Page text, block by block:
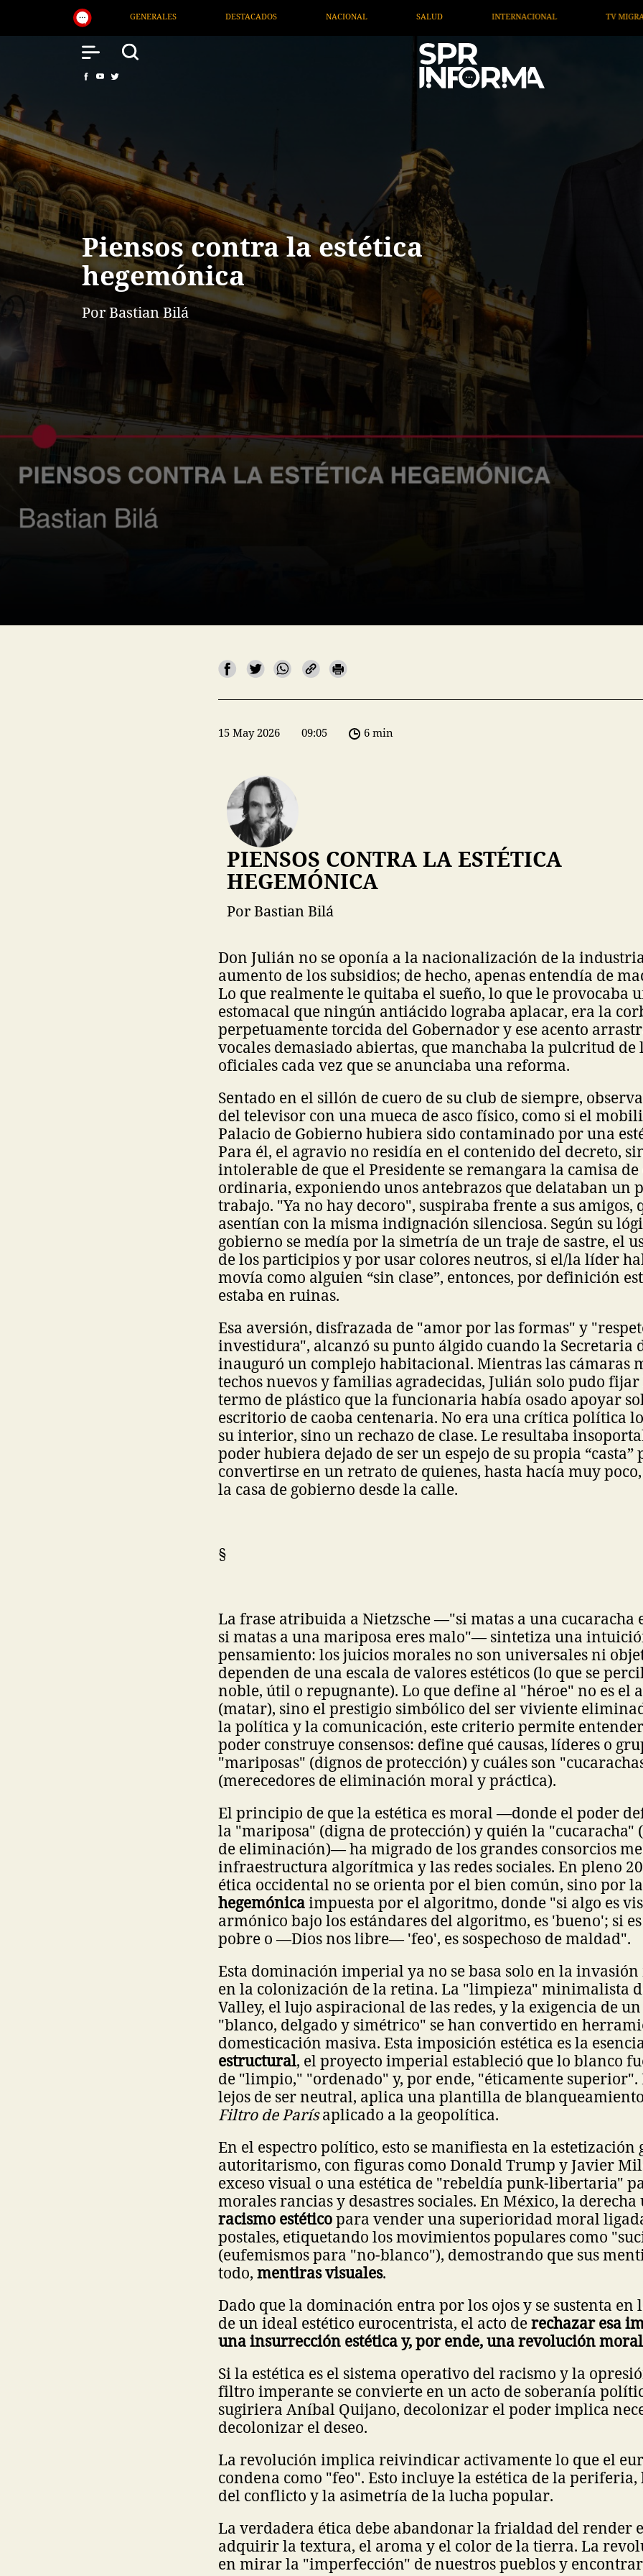
DESTACADOS NACIONAL SALUD INTERNACIONAL TV MIGRANTE INFORMA OPINIÓN
Piensos contra la estética
hegemónica
Por Bastian Bilá
15 May 2026 09:05 6 min
PIENSOS CONTRA LA ESTÉTICA
HEGEMÓNICA
Por Bastian Bilá
Don Julián no se oponía a la nacionalización de la
aumento de los subsidios; de hecho, apenas entendía de
Lo que realmente le quitaba el sueño, lo que le provocaba
estomacal que ningún antiácido lograba aplacar, era la
perpetuamente torcida del Gobernador y ese acento
vocales demasiado abiertas, que manchaba la pulcritud de
oficiales cada vez que se anunciaba una reforma.
Sentado en el sillón de cuero de su club de siempre,
del televisor con una mueca de asco físico, como si el
Palacio de Gobierno hubiera sido contaminado por una
Para él, el agravio no residía en el contenido del decreto,
intolerable de que el Presidente se remangara la camisa
ordinaria, exponiendo unos antebrazos que delataban un
trabajo. "Ya no hay decoro", suspiraba frente a sus amigos,
asentían con la misma indignación silenciosa. Según su
gobierno se medía por la simetría de un traje de sastre, el
de los participios y por usar colores neutros, si el/la líder
movía como alguien “sin clase”, entonces, por definición
estaba en ruinas.
Esa aversión, disfrazada de "amor por las formas" y
investidura", alcanzó su punto álgido cuando la Secretaria
inauguró un complejo habitacional. Mientras las cámaras
techos nuevos y familias agradecidas, Julián solo pudo
termo de plástico que la funcionaria había osado apoyar
escritorio de caoba centenaria. No era una crítica política
su interior, sino un rechazo de clase. Le resultaba
poder hubiera dejado de ser un espejo de su propia “casta”
convertirse en un retrato de quienes, hasta hacía muy
la casa de gobierno desde la calle.
§
La frase atribuida a Nietzsche —"si matas a una cucaracha
si matas a una mariposa eres malo"— sintetiza una
pensamiento: los juicios morales no son universales ni
dependen de una escala de valores estéticos (lo que se
noble, útil o repugnante). Lo que define al "héroe" no es el
(matar), sino el prestigio simbólico del ser viviente
la política y la comunicación, este criterio permite
poder construye consensos: define qué causas, líderes o
"mariposas" (dignos de protección) y cuáles son
(merecedores de eliminación moral y práctica).
El principio de que la estética es moral —donde el poder
la "mariposa" (digna de protección) y quién la "cucaracha"
de eliminación)— ha migrado de los grandes consorcios
infraestructura algorítmica y las redes sociales. En pleno
ética occidental no se orienta por el bien común, sino por la
hegemónicaimpuesta por el algoritmo, donde "si algo es
armónico bajo los estándares del algoritmo, es 'bueno'; si
pobre o —Dios nos libre— 'feo', es sospechoso de maldad".
Esta dominación imperial ya no se basa solo en la
en la colonización de la retina. La "limpieza" minimalista
Valley, el lujo aspiracional de las redes, y la exigencia de
"blanco, delgado y simétrico" se han convertido en
domesticación masiva. Esta imposición estética es la
estructural, el proyecto imperial estableció que lo blanco
de "limpio," "ordenado" y, por ende, "éticamente superior".
lejos de ser neutral, aplica una plantilla de
Filtro de Parísaplicado a la geopolítica.
En el espectro político, esto se manifiesta en la estetización
autoritarismo, con figuras como Donald Trump y Javier
exceso visual o una estética de "rebeldía punk-libertaria"
morales rancias y desastres sociales. En México, la
racismo estéticopara vender una superioridad moral
postales, etiquetando los movimientos populares como
(eufemismos para "no-blanco"), demostrando que sus
todo, mentiras visuales.
Dado que la dominación entra por los ojos y se sustenta en
de un ideal estético eurocentrista, el acto derechazar esa
una insurrección estética y, por ende, una revolución moral
Si la estética es el sistema operativo del racismo y la
filtro imperante se convierte en un acto de soberanía
sugiriera Aníbal Quijano, decolonizar el poder implica
decolonizar el deseo.
La revolución implica reivindicar activamente lo que el
condena como "feo". Esto incluye la estética de la
del conflicto y la asimetría de la lucha popular.
La verdadera ética debe abandonar la frialdad del render
adquirir la textura, el aroma y el color de la tierra. La
en mirar la "imperfección" de nuestros pueblos y